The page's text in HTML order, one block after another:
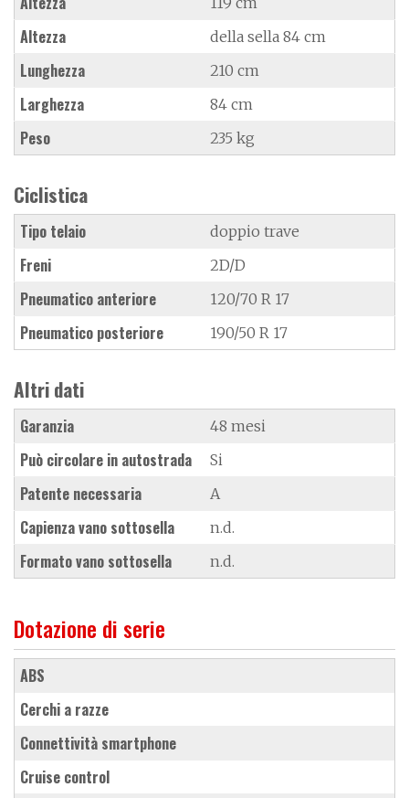
Altezza della sella 84 cm
Lunghezza 210 cm
Larghezza 84 cm
Peso 235 kg
Ciclistica
Tipo telaio doppio trave
Freni 2D/D
Pneumatico anteriore 120/70 R 17
Pneumatico posteriore 190/50 R 17
Altri dati
Garanzia 48 mesi
Può circolare in autostrada Si
Patente necessaria A
Capienza vano sottosella n.d.
Formato vano sottosella n.d.
Dotazione di serie
ABS
cerchi a razze
connettività smartphone
cruise control